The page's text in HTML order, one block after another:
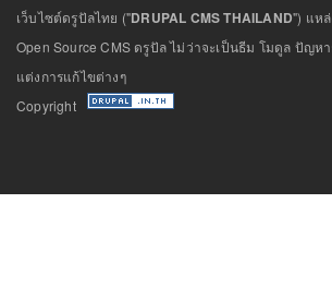
เว็บไซต์ดรูปัลไทย ("DRUPAL CMS THAILAND") แห
Open Source CMS ดรูปัล ไม่ว่าจะเป็นธีม โมดูล ปัญห
แต่งการแก้ไขต่างๆ
Copyright